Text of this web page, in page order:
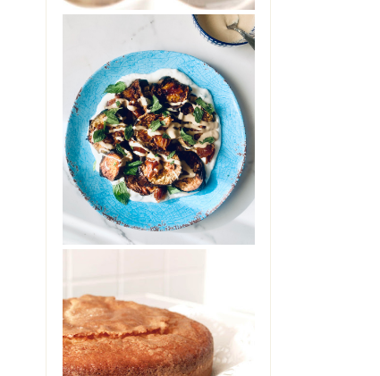
INSALATA DI
ELANZANE CON
DATTERI,
YOGURT E
TAHINI
Ci si può innamorare di una
insalata di melanzane?
Ebbene, provate questa e mi
saprete dire. Glute...
TORTA ALLO
YOGURT DI
MAMMA